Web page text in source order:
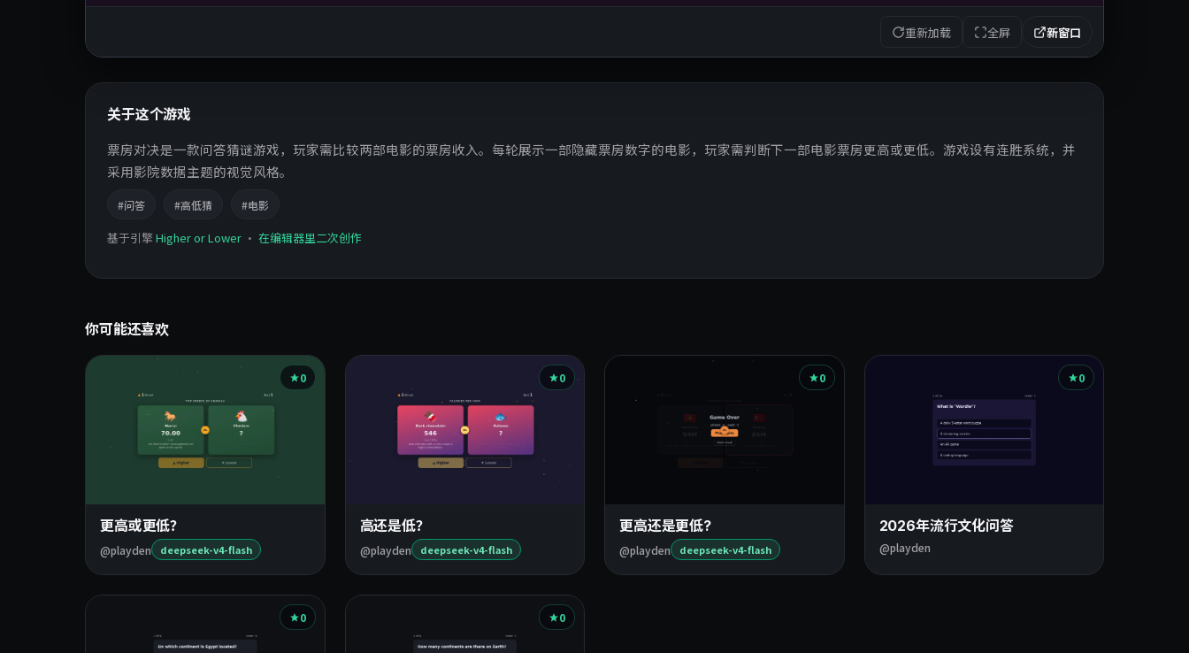
重新加载 全屏 新窗口
关于这个游戏
票房对决是一款问答猜谜游戏，玩家需比较两部电影的票房收入。每轮展示一部隐藏票房数字的电影，玩家需判断下一部电影票房更高或更低。游戏设有连胜系统，并
采用影院数据主题的视觉风格。
#问答 #高低猜 #电影
基于引擎Higher or Lower · 在编辑器里二次创作
你可能还喜欢
0
更高或更低？
@playden deepseek-v4-flash
0
高还是低？
@playden deepseek-v4-flash
0
更高还是更低?
@playden deepseek-v4-flash
0
2026年流行文化问答
@playden
0 0